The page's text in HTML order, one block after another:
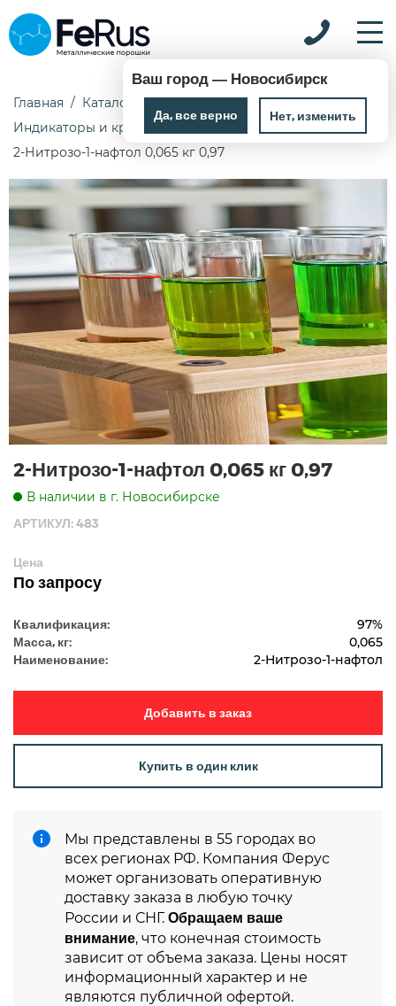
Ваш город — Новосибирск
Да, все верно Нет, изменить
Главная Каталог
Химические реактивы
Индикаторы и красители
2-Нитрозо-1-нафтол 0,065 кг 0,97
2-Нитрозо-1-нафтол 0,065 кг 0,97
В наличии в г. Новосибирске
АРТИКУЛ: 483
Цена
По запросу
Квалификация: 97%
Масса, кг: 0,065
Наименование: 2-Нитрозо-1-нафтол
Добавить в заказ
Купить в один клик
Мы представлены в 55 городах во
всех регионах РФ. Компания Ферус
может организовать оперативную
доставку заказа в любую точку
России и СНГ. Обращаем ваше
внимание, что конечная стоимость
зависит от объема заказа. Цены носят
информационный характер и не
являются публичной офертой.